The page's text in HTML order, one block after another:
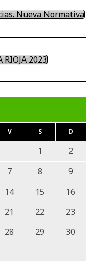
Nueva Normativa
RIOJA 2023
V S D
1
2
7 8
9
14 15
16
21 22
23
28 29
30